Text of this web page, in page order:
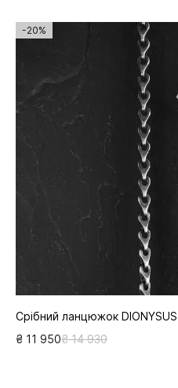
-20%
Срібний ланцюжок DIONYSUS
₴ 11 950₴ 14 930